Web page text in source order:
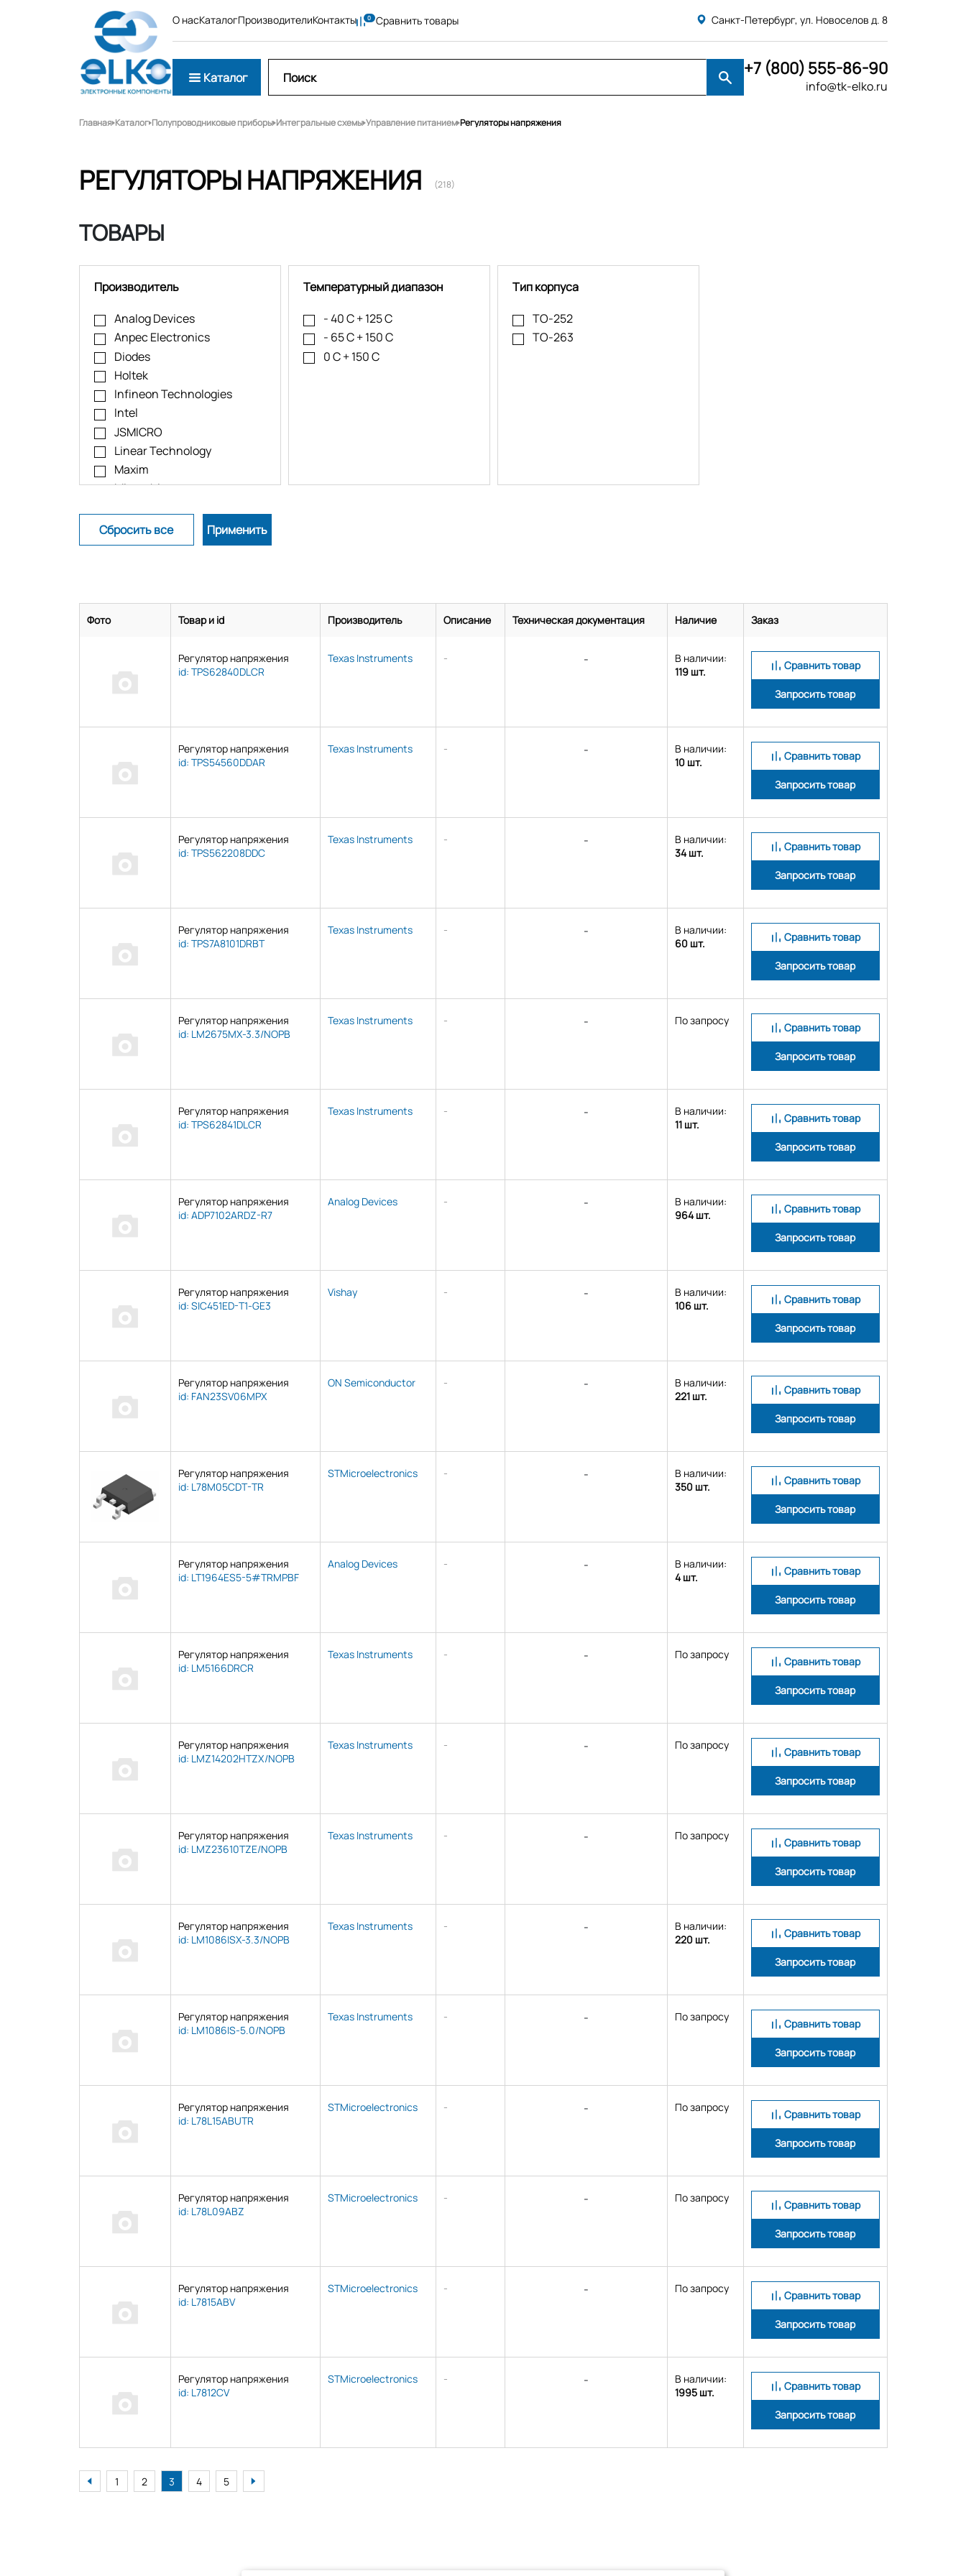
О насКаталогПроизводителиКонтакты Сравнить товары Санкт-Петербург, ул. Новоселов д. 8
Каталог +7 (800) 555-86-90
info@tk-elko.ru
Главная Каталог Полупроводниковые приборы Интегральные схемы Управление питанием Регуляторы напряжения
РЕГУЛЯТОРЫ НАПРЯЖЕНИЯ (218)
ТОВАРЫ
Производитель
Analog Devices
Anpec Electronics
Diodes
Holtek
Infineon Technologies
Intel
JSMICRO
Linear Technology
Maxim
Microchip
Nisshinbo
NXP
Rohm
STMicroelectronics
Torex Semiconductor
Температурный диапазон
- 40 C + 125 C
- 65 C + 150 C
0 C + 150 C
Тип корпуса
TO-252
TO-263
Фото Товар и id Производитель Описание Техническая документация Наличие Заказ
Регулятор напряжения
id: TPS62840DLCR
Texas Instruments - -
В наличии:
119 шт.
Сравнить товар
Запросить товар
Регулятор напряжения
id: TPS54560DDAR
Texas Instruments - -
В наличии:
10 шт.
Сравнить товар
Запросить товар
Регулятор напряжения
id: TPS562208DDC
Texas Instruments - -
В наличии:
34 шт.
Сравнить товар
Запросить товар
Регулятор напряжения
id: TPS7A8101DRBT
Texas Instruments - -
В наличии:
60 шт.
Сравнить товар
Запросить товар
Регулятор напряжения
id: LM2675MX-3.3/NOPB
Texas Instruments - - По запросу
Сравнить товар
Запросить товар
Регулятор напряжения
id: TPS62841DLCR
Texas Instruments - -
В наличии:
11 шт.
Сравнить товар
Запросить товар
Регулятор напряжения
id: ADP7102ARDZ-R7
Analog Devices - -
В наличии:
964 шт.
Сравнить товар
Запросить товар
Регулятор напряжения
id: SIC451ED-T1-GE3
Vishay - -
В наличии:
106 шт.
Сравнить товар
Запросить товар
Регулятор напряжения
id: FAN23SV06MPX
ON Semiconductor - -
В наличии:
221 шт.
Сравнить товар
Запросить товар
Регулятор напряжения
id: L78M05CDT-TR
STMicroelectronics - -
В наличии:
350 шт.
Сравнить товар
Запросить товар
Регулятор напряжения
id: LT1964ES5-5#TRMPBF
Analog Devices - -
В наличии:
4 шт.
Сравнить товар
Запросить товар
Регулятор напряжения
id: LM5166DRCR
Texas Instruments - - По запросу
Сравнить товар
Запросить товар
Регулятор напряжения
id: LMZ14202HTZX/NOPB
Texas Instruments - - По запросу
Сравнить товар
Запросить товар
Регулятор напряжения
id: LMZ23610TZE/NOPB
Texas Instruments - - По запросу
Сравнить товар
Запросить товар
Регулятор напряжения
id: LM1086ISX-3.3/NOPB
Texas Instruments - -
В наличии:
220 шт.
Сравнить товар
Запросить товар
Регулятор напряжения
id: LM1086IS-5.0/NOPB
Texas Instruments - - По запросу
Сравнить товар
Запросить товар
Регулятор напряжения
id: L78L15ABUTR
STMicroelectronics - - По запросу
Сравнить товар
Запросить товар
Регулятор напряжения
id: L78L09ABZ
STMicroelectronics - - По запросу
Сравнить товар
Запросить товар
Регулятор напряжения
id: L7815ABV
STMicroelectronics - - По запросу
Сравнить товар
Запросить товар
Регулятор напряжения
id: L7812CV
STMicroelectronics - -
В наличии:
1995 шт.
Сравнить товар
Запросить товар
1 2 3 4 5